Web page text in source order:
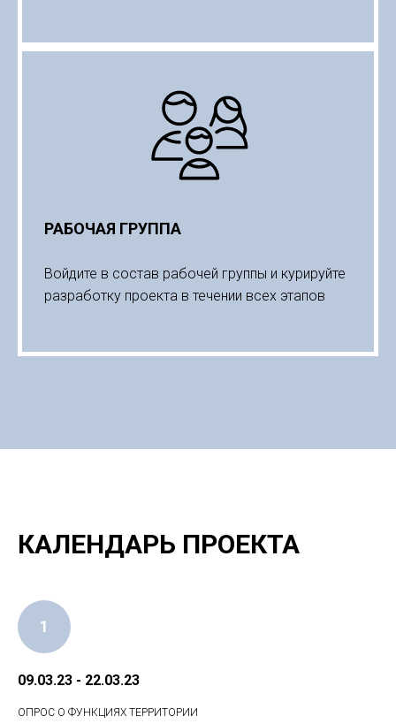
РАБОЧАЯ ГРУППА
Войдите в состав рабочей группы и курируйте
разработку проекта в течении всех этапов
КАЛЕНДАРЬ ПРОЕКТА
1
09.03.23 - 22.03.23
ОПРОС О ФУНКЦИЯХ ТЕРРИТОРИИ